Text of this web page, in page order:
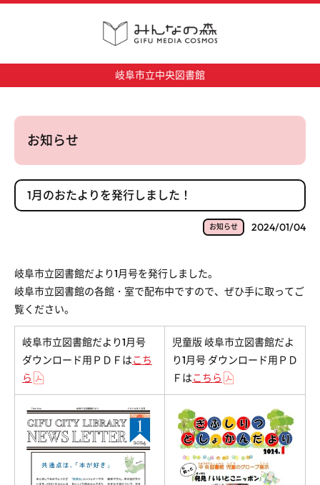
岐阜市立中央図書館
お知らせ
1月のおたよりを発行しました！
お知らせ 2024/01/04
岐阜市立図書館だより1月号を発行しました。
岐阜市立図書館の各館・室で配布中ですので、ぜひ手に取ってご
覧ください。
岐阜市立図書館だより1月号
ダウンロード用ＰＤＦはこち
ら
児童版 岐阜市立図書館だよ
り1月号 ダウンロード用ＰＤ
Ｆはこちら